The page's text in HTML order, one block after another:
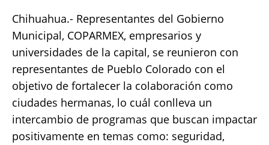
o
k
p k
Chihuahua.- Representantes del Gobierno
Municipal, COPARMEX, empresarios y
universidades de la capital, se reunieron con
representantes de Pueblo Colorado con el
objetivo de fortalecer la colaboración como
ciudades hermanas, lo cuál conlleva un
intercambio de programas que buscan impactar
positivamente en temas como: seguridad,